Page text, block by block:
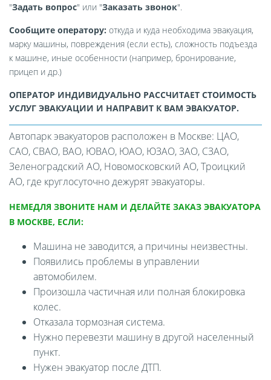
"Задать вопрос" или "Заказать звонок".
Сообщите оператору: откуда и куда необходима эвакуация,
марку машины, повреждения (если есть), сложность подъезда
к машине, иные особенности (например, бронирование,
прицеп и др.)
ОПЕРАТОР ИНДИВИДУАЛЬНО РАССЧИТАЕТ СТОИМОСТЬ
УСЛУГ ЭВАКУАЦИИ И НАПРАВИТ К ВАМ ЭВАКУАТОР.
Автопарк эвакуаторов расположен в Москве: ЦАО,
САО, СВАО, ВАО, ЮВАО, ЮАО, ЮЗАО, ЗАО, СЗАО,
Зеленоградский АО, Новомосковский АО, Троицкий
АО, где круглосуточно дежурят эвакуаторы.
НЕМЕДЛЯ ЗВОНИТЕ НАМ И ДЕЛАЙТЕ ЗАКАЗ ЭВАКУАТОРА
В МОСКВЕ, ЕСЛИ:
Машина не заводится, а причины неизвестны.
Появились проблемы в управлении
автомобилем.
Произошла частичная или полная блокировка
колес.
Отказала тормозная система.
Нужно перевезти машину в другой населенный
пункт.
Нужен эвакуатор после ДТП.